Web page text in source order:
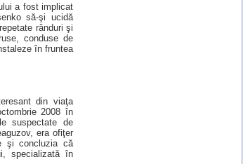
a fost implicat
să-şi ucidă
rânduri şi
conduse de
în fruntea
din viaţa
2008 în
suspectate de
era ofiţer
şi concluzia că
specializată în